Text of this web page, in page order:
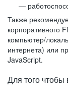
Также
компьютер/
интернета) или
JavaScript.
Для того чтобы